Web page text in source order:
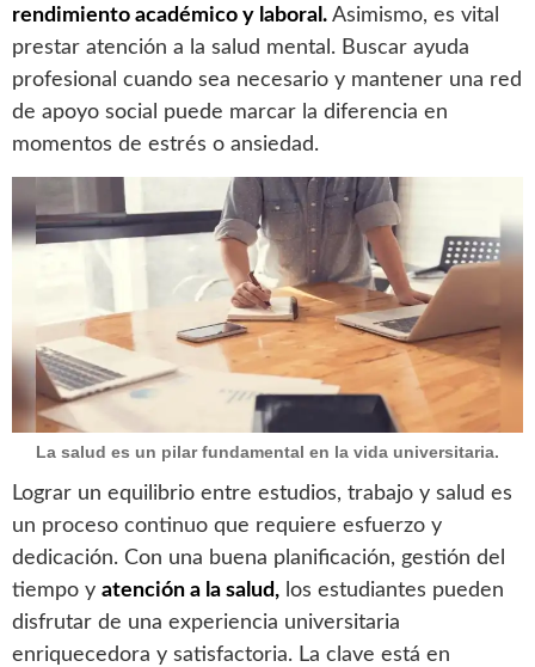
rendimiento académico y laboral. Asimismo, es vital
prestar atención a la salud mental. Buscar ayuda
profesional cuando sea necesario y mantener una red
de apoyo social puede marcar la diferencia en
momentos de estrés o ansiedad.
La salud es un pilar fundamental en la vida universitaria.
Lograr un equilibrio entre estudios, trabajo y salud es
un proceso continuo que requiere esfuerzo y
dedicación. Con una buena planificación, gestión del
tiempo y atención a la salud, los estudiantes pueden
disfrutar de una experiencia universitaria
enriquecedora y satisfactoria. La clave está en